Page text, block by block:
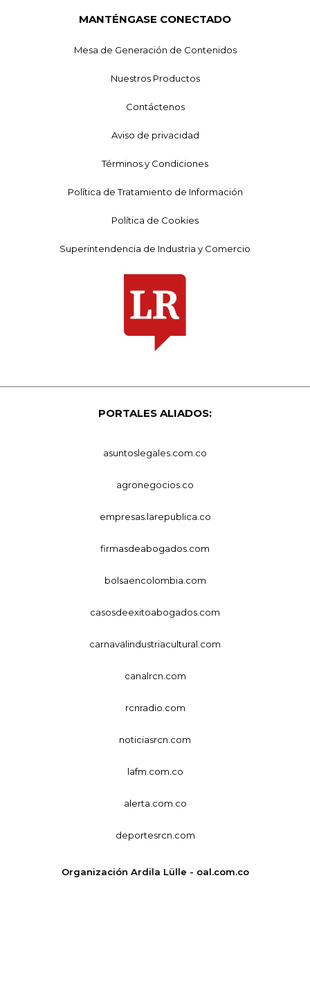
MANTÉNGASE CONECTADO
Mesa de Generación de Contenidos
Nuestros Productos
Contáctenos
Aviso de privacidad
Términos y Condiciones
Política de Tratamiento de Información
Política de Cookies
Superintendencia de Industria y Comercio
PORTALES ALIADOS:
asuntoslegales.com.co
agronegocios.co
empresas.larepublica.co
firmasdeabogados.com
bolsaencolombia.com
casosdeexitoabogados.com
carnavalindustriacultural.com
canalrcn.com
rcnradio.com
noticiasrcn.com
lafm.com.co
alerta.com.co
deportesrcn.com
Organización Ardila Lülle - oal.com.co